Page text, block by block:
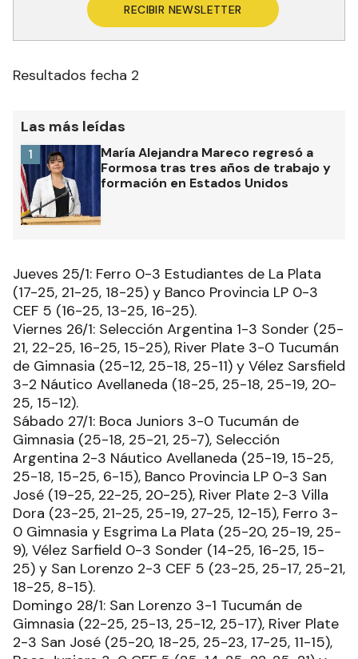
RECIBIR NEWSLETTER
Resultados fecha 2
Las más leídas
María Alejandra Mareco regresó a
Formosa tras tres años de trabajo y
formación en Estados Unidos
1
Jueves 25/1: Ferro 0-3 Estudiantes de La Plata
(17-25, 21-25, 18-25) y Banco Provincia LP 0-3
CEF 5 (16-25, 13-25, 16-25).
Viernes 26/1: Selección Argentina 1-3 Sonder (25-
21, 22-25, 16-25, 15-25), River Plate 3-0 Tucumán
de Gimnasia (25-12, 25-18, 25-11) y Vélez Sarsfield
3-2 Náutico Avellaneda (18-25, 25-18, 25-19, 20-
25, 15-12).
Sábado 27/1: Boca Juniors 3-0 Tucumán de
Gimnasia (25-18, 25-21, 25-7), Selección
Argentina 2-3 Náutico Avellaneda (25-19, 15-25,
25-18, 15-25, 6-15), Banco Provincia LP 0-3 San
José (19-25, 22-25, 20-25), River Plate 2-3 Villa
Dora (23-25, 21-25, 25-19, 27-25, 12-15), Ferro 3-
0 Gimnasia y Esgrima La Plata (25-20, 25-19, 25-
9), Vélez Sarfield 0-3 Sonder (14-25, 16-25, 15-
25) y San Lorenzo 2-3 CEF 5 (23-25, 25-17, 25-21,
18-25, 8-15).
Domingo 28/1: San Lorenzo 3-1 Tucumán de
Gimnasia (22-25, 25-13, 25-12, 25-17), River Plate
2-3 San José (25-20, 18-25, 25-23, 17-25, 11-15),